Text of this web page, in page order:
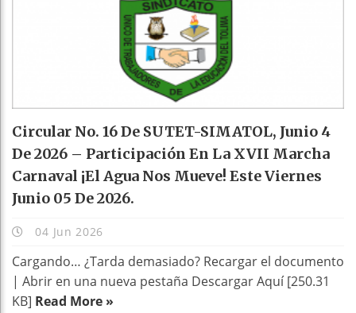
Circular No. 16 De SUTET-SIMATOL, Junio 4
De 2026 – Participación En La XVII Marcha
Carnaval ¡el Agua Nos Mueve! Este Viernes
Junio 05 De 2026.
04 Jun 2026
Cargando… ¿Tarda demasiado? Recargar el documento
| Abrir en una nueva pestaña Descargar Aquí [250.31
KB] Read More »